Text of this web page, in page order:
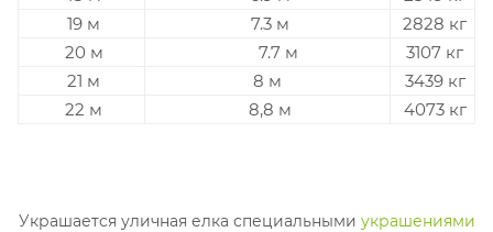
19 м
7.3 м
2828 кг
20 м
7.7 м
3107 кг
21 м
8 м
3439 кг
22 м
8,8 м 4073 кг
Украшается уличная елка специальными украшениями